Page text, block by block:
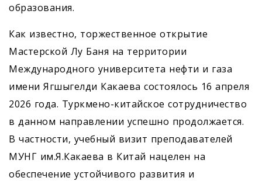
образования.
Как известно, торжественное открытие
Мастерской Лу Баня на территории
Международного университета нефти и газа
имени Ягшыгелди Какаева состоялось 16 апреля
2026 года. Туркмено-китайское сотрудничество
в данном направлении успешно продолжается.
В частности, учебный визит преподавателей
МУНГ им.Я.Какаева в Китай нацелен на
обеспечение устойчивого развития и